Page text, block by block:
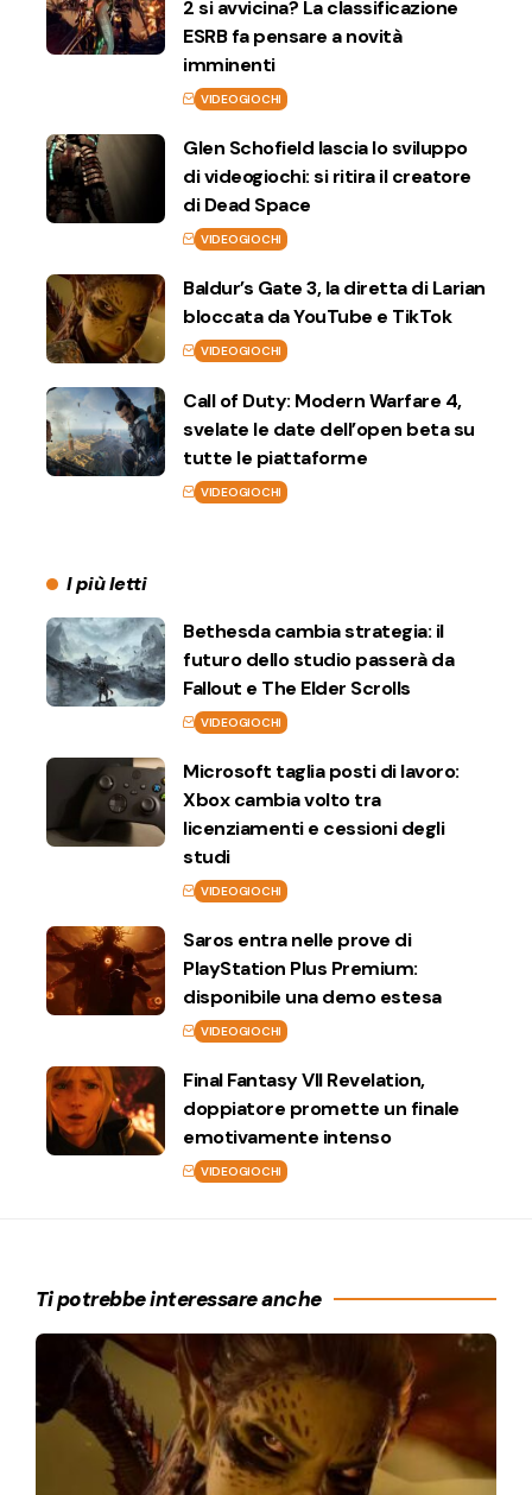
2 si avvicina? La classificazione
ESRB fa pensare a novità
imminenti
VIDEOGIOCHI
Glen Schofield lascia lo sviluppo
di videogiochi: si ritira il creatore
di Dead Space
VIDEOGIOCHI
Baldur’s Gate 3, la diretta di Larian
bloccata da YouTube e TikTok
VIDEOGIOCHI
Call of Duty: Modern Warfare 4,
svelate le date dell’open beta su
tutte le piattaforme
VIDEOGIOCHI
I più letti
Bethesda cambia strategia: il
futuro dello studio passerà da
Fallout e The Elder Scrolls
VIDEOGIOCHI
Microsoft taglia posti di lavoro:
Xbox cambia volto tra
licenziamenti e cessioni degli
studi
VIDEOGIOCHI
Saros entra nelle prove di
PlayStation Plus Premium:
disponibile una demo estesa
VIDEOGIOCHI
Final Fantasy VII Revelation,
doppiatore promette un finale
emotivamente intenso
VIDEOGIOCHI
Ti potrebbe interessare anche